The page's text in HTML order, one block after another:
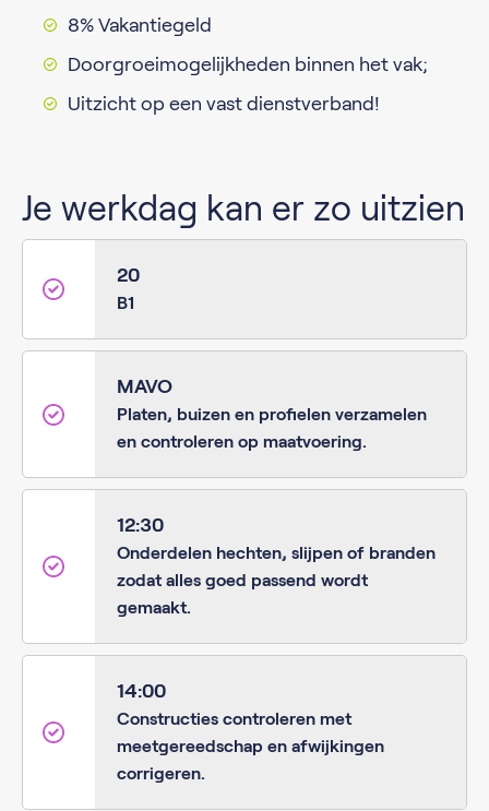
8% Vakantiegeld
Doorgroeimogelijkheden binnen het vak;
Uitzicht op een vast dienstverband!
Je werkdag kan er zo uitzien
20
B1
MAVO
Platen, buizen en profielen verzamelen
en controleren op maatvoering.
12:30
Onderdelen hechten, slijpen of branden
zodat alles goed passend wordt
gemaakt.
14:00
Constructies controleren met
meetgereedschap en afwijkingen
corrigeren.